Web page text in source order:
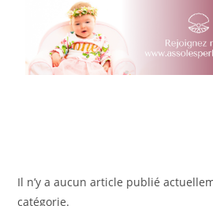
Il n’y a aucun article publié
catégorie.